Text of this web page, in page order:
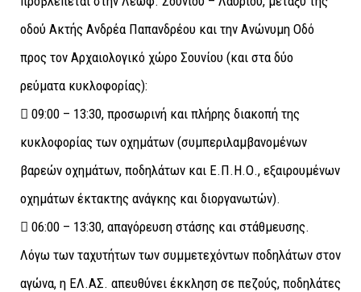
οδού Ακτής Ανδρέα Παπανδρέου και την Ανώνυμη Οδό
προς τον Αρχαιολογικό χώρο Σουνίου (και στα δύο
ρεύματα κυκλοφορίας):
 09:00 – 13:30, προσωρινή και πλήρης διακοπή της
κυκλοφορίας των οχημάτων (συμπεριλαμβανομένων
βαρεών οχημάτων, ποδηλάτων και Ε.Π.Η.Ο., εξαιρουμένων
οχημάτων έκτακτης ανάγκης και διοργανωτών).
 06:00 – 13:30, απαγόρευση στάσης και στάθμευσης.
Λόγω των ταχυτήτων των συμμετεχόντων ποδηλάτων στον
αγώνα, η ΕΛ.ΑΣ. απευθύνει έκκληση σε πεζούς, ποδηλάτες